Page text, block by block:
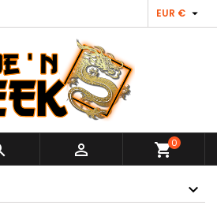
EUR € 
 shopping_cart0